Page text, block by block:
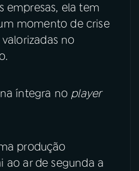
empresas, ela tem
momento de crise
no
íntegra no player
produção
ao ar de segunda a